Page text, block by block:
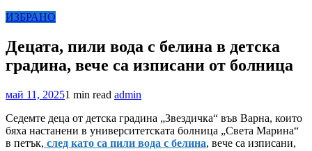
ИЗБРАНО
Децата, пили вода с белина в детска
градина, вече са изписани от болница
май 11, 20251 min read admin
Седемте деца от детска градина „Звездичка“ във Варна, които
бяха настанени в университетската болница „Света Марина“
в петък, след като са пили вода с белина, вече са изписани,